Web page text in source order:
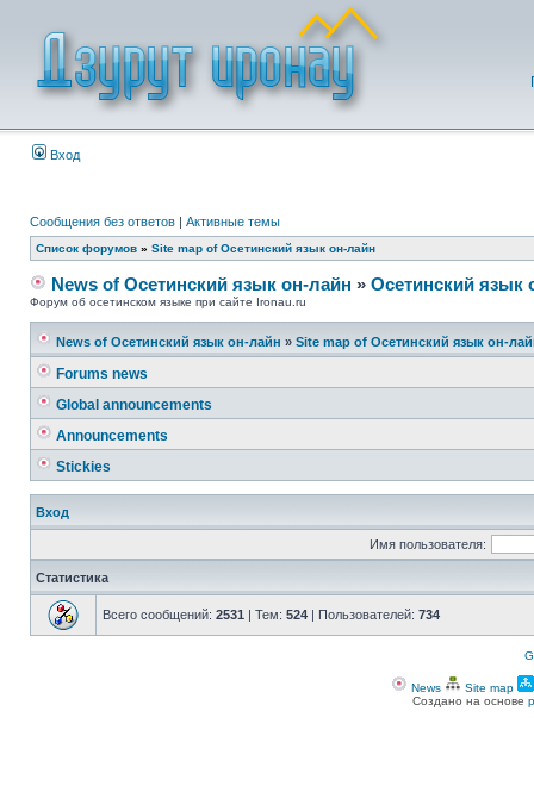
Вход
Сообщения без ответов | Активные темы
Список форумов » Site map of Осетинский язык он-лайн
News of Осетинский язык он-лайн » Осетинский язык
Форум об осетинском языке при сайте Ironau.ru
News of Осетинский язык он-лайн » Site map of Осетинский язык он-
Forums news
Global announcements
Announcements
Stickies
Вход
Имя пользователя:
Статистика
Всего сообщений: 2531 | Тем: 524 | Пользователей: 734
News Site map
Создано на основе